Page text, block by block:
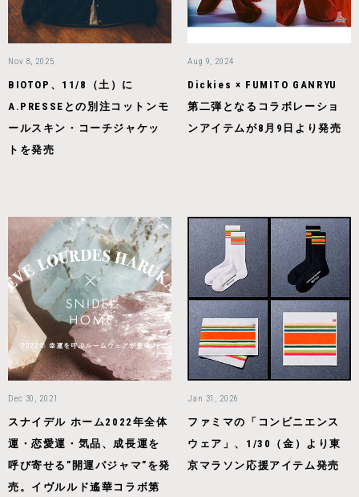
Nov 8, 2025
BIOTOP、11/8（土）に
A.PRESSEとの別注コットンモ
ールスキン・コーチジャケッ
トを発売
Aug 9, 2024
Dickies × FUMITO GANRYU
第二弾となるコラボレーショ
ンアイテムが8月9日より発売
Dec 30, 2021
スナイデル ホーム2022年全体
運・恋愛運・気品、成長運を
呼び寄せる”開運パジャマ”を発
売。イヴルルド遙華コラボ第
Jan 31, 2026
ファミマの「コンビニエンス
ウェア」、1/30（金）より東
京マラソン応援アイテム発売